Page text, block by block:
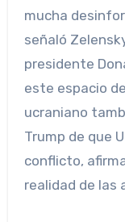
mucha
señaló
presidente
este espacio
ucraniano
Trump de que
conflicto,
realidad de las